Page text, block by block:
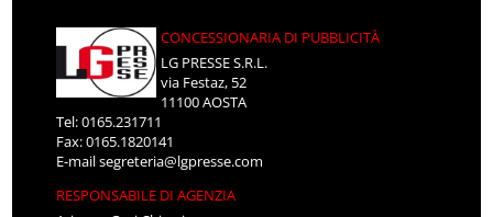
CONCESSIONARIA DI PUBBLICITÀ
LG PRESSE S.R.L.
via Festaz, 52
11100 AOSTA
Tel: 0165.231711
Fax: 0165.1820141
E-mailsegreteria@lgpresse.com
RESPONSABILE DI AGENZIA